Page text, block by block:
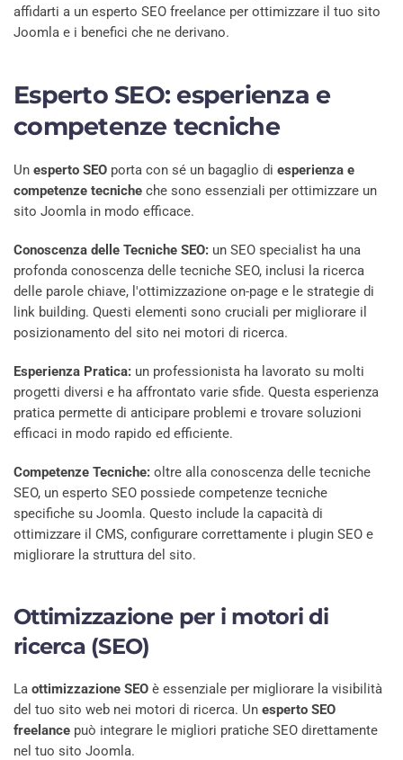
affidarti a un esperto SEO freelance per ottimizzare il tuo sito
Joomla e i benefici che ne derivano.
Esperto SEO: esperienza e
competenze tecniche
Un esperto SEO porta con sé un bagaglio di esperienza e
competenze tecniche che sono essenziali per ottimizzare un
sito Joomla in modo efficace.
Conoscenza delle Tecniche SEO: un SEO specialist ha una
profonda conoscenza delle tecniche SEO, inclusi la ricerca
delle parole chiave, l'ottimizzazione on-page e le strategie di
link building. Questi elementi sono cruciali per migliorare il
posizionamento del sito nei motori di ricerca.
Esperienza Pratica: un professionista ha lavorato su molti
progetti diversi e ha affrontato varie sfide. Questa esperienza
pratica permette di anticipare problemi e trovare soluzioni
efficaci in modo rapido ed efficiente.
Competenze Tecniche: oltre alla conoscenza delle tecniche
SEO, un esperto SEO possiede competenze tecniche
specifiche su Joomla. Questo include la capacità di
ottimizzare il CMS, configurare correttamente i plugin SEO e
migliorare la struttura del sito.
Ottimizzazione per i motori di
ricerca (SEO)
La ottimizzazione SEO è essenziale per migliorare la visibilità
del tuo sito web nei motori di ricerca. Un esperto SEO
freelance può integrare le migliori pratiche SEO direttamente
nel tuo sito Joomla.